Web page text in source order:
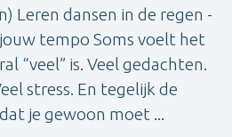
Leren dansen in de regen -
tempo Soms voelt het
“veel” is. Veel gedachten.
stress. En tegelijk de
je gewoon moet ...